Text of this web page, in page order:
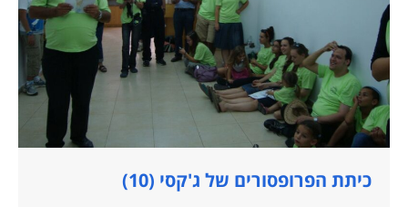
כיתת הפרופסורים של ג'קסי (10)